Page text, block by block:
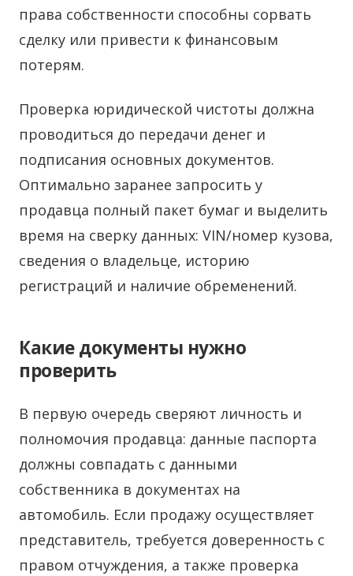
права собственности способны сорвать
сделку или привести к финансовым
потерям.
Проверка юридической чистоты должна
проводиться до передачи денег и
подписания основных документов.
Оптимально заранее запросить у
продавца полный пакет бумаг и выделить
время на сверку данных: VIN/номер кузова,
сведения о владельце, историю
регистраций и наличие обременений.
Какие документы нужно
проверить
В первую очередь сверяют личность и
полномочия продавца: данные паспорта
должны совпадать с данными
собственника в документах на
автомобиль. Если продажу осуществляет
представитель, требуется доверенность с
правом отчуждения, а также проверка